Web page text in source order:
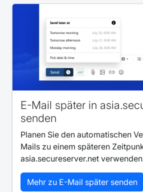
E-Mail später in
senden
Planen Sie den automatischen
Mails zu einem späteren
asia.secureserver.net
Mehr zu E-Mail später senden